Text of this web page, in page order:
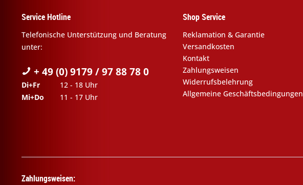
Service Hotline
Telefonische Unterstützung und Beratung
unter:
+ 49 (0) 9179 / 97 88 78 0
Di+Fr
12 - 18 Uhr
Mi+Do
11 - 17 Uhr
Shop Service
Reklamation & Garantie
Versandkosten
Kontakt
Zahlungsweisen
Widerrufsbelehrung
Allgemeine Geschäftsbedingungen
Zahlungsweisen: